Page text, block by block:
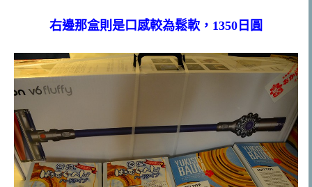
右邊那盒則是口感較為鬆軟，1350日圓